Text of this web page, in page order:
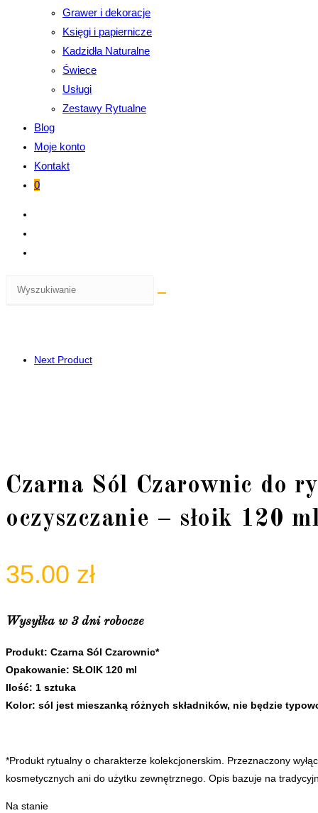
Grawer i dekoracje
Księgi i papiernicze
Kadzidła Naturalne
Świece
Usługi
Zestawy Rytualne
Blog
Moje konto
Kontakt
0
Next Product
Czarna Sól Czarownic do
oczyszczanie – słoik 120
35.00 zł
Wysyłka w 3 dni robocze
Produkt: Czarna Sól Czarownic*
Opakowanie: SŁOIK 120 ml
Ilość: 1 sztuka
Kolor: sól jest mieszanką różnych składników, nie będzie
*Produkt rytualny o charakterze kolekcjonerskim. Przeznaczony
kosmetycznych ani do użytku zewnętrznego. Opis bazuje na
Na stanie